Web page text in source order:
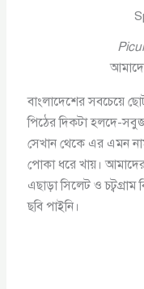
বাংলাদেশের সবচেয়ে
পিঠের দিকটা হলদে-
সেখান থেকে এর এমন
পোকা ধরে খায়।
এছাড়া সিলেট ও
ছবি পাইনি।